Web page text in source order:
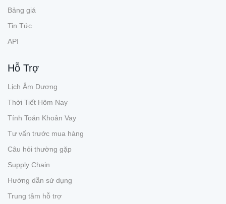
Bảng giá
Tin Tức
API
Hỗ Trợ
Lịch Âm Dương
Thời Tiết Hôm Nay
Tính Toán Khoản Vay
Tư vấn trước mua hàng
Câu hỏi thường gặp
Supply Chain
Hướng dẫn sử dụng
Trung tâm hỗ trợ